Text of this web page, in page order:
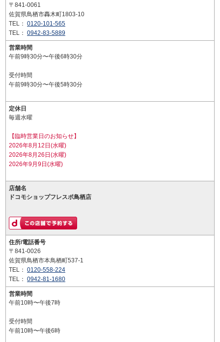
〒841-0061
佐賀県鳥栖市轟木町1803-10
TEL： 0120-101-565
TEL： 0942-83-5889
営業時間
午前9時30分〜午後6時30分
受付時間
午前9時30分〜午後5時30分
定休日
毎週水曜
【臨時営業日のお知らせ】
2026年8月12日(水曜)
2026年8月26日(水曜)
2026年9月9日(水曜)
店舗名
ドコモショップフレスポ鳥栖店
住所/電話番号
〒841-0026
佐賀県鳥栖市本鳥栖町537-1
TEL： 0120-558-224
TEL： 0942-81-1680
営業時間
午前10時〜午後7時
受付時間
午前10時〜午後6時